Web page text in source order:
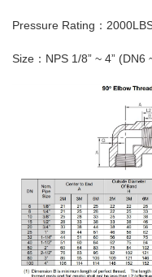
Pressure Rating：
Size：NPS 1/8” ~ 4” (DN6